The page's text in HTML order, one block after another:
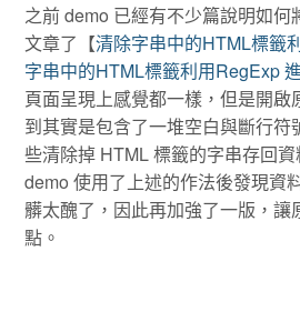
之前 demo 已經有不少篇說明如何
文章了【清除字串中的HTML標籤
字串中的HTML標籤利用RegExp
頁面呈現上感覺都一樣，但是開啟
到其實是包含了一堆空白與斷行符
些清除掉 HTML 標籤的字串存回
demo 使用了上述的作法後發現資
髒太醜了，因此再加強了一版，讓
點。